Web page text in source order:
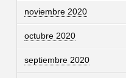
noviembre 2020
octubre 2020
septiembre 2020